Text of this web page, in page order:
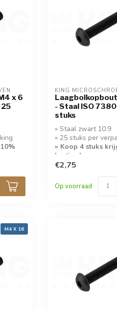
x 6
25
KING
- Staal ISO
stuks
» Staal zwart 10.9
» 25 stuks per
» Koop 4 stuks
korting!
€2,75
Op voorraad
M4 X 16